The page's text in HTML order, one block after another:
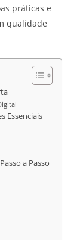
práticas e
qualidade
Essenciais
a Passo